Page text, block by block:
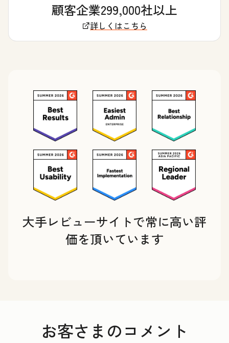
顧客企業299,000社以上
詳しくはこちら
大手レビューサイトで常に高い評
価を頂いています
お客さまのコメント